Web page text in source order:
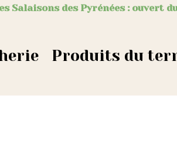
Salaisons des Pyrénées : ouvert
Produits du